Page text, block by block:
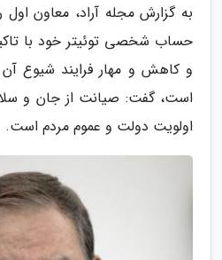
به گزارش مجله آراد، معاون
حساب شخصی توئیتر خود با تاکید
و کاهش و مهار فرایند شیوع
است، گفت: صیانت از جان و
اولویت دولت و عموم مردم است.